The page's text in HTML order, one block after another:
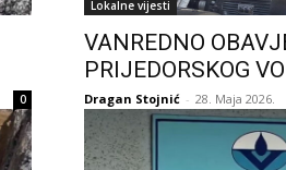
0
Lokalne vijesti
VANREDNO
PRIJEDORSKOG
Dragan Stojnić - 28. Maja 2026.